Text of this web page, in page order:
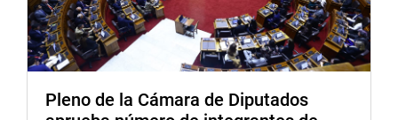
la Municipalidad del Rímac se viene gestionando la
transferencia de un terreno administrado por la SBN para
la construcción de una comisaría. He coordinado con el
seguridad ciudadana”, expresó.
Pleno de la Cámara de Diputados